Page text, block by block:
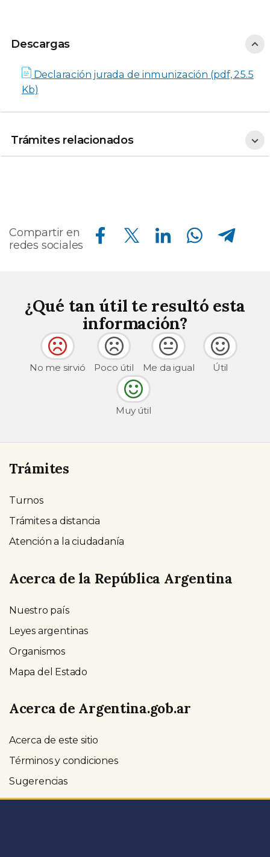
Descargas
Declaración jurada de inmunización (pdf, 25.5
Kb)
relacionados
Trámites relacionados
Compartir en
redes sociales
Compartir en Facebook Compartir en Twitter Compartir en Linkedin Compartir en Whatsapp
¿Qué tan útil te resultó esta
información?
No me sirvió Poco útil Me da igual Útil
Muy útil
Trámites
Turnos
Trámites a distancia
Atención a la ciudadanía
Acerca de la República Argentina
Nuestro país
Leyes argentinas
Organismos
Mapa del Estado
Acerca de Argentina.gob.ar
Acerca de este sitio
Términos y condiciones
Sugerencias